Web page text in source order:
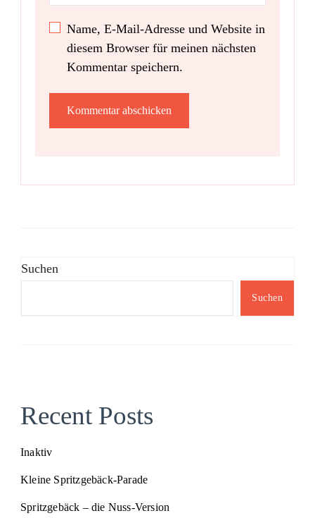
Name, E-Mail-Adresse und Website in
diesem Browser für meinen nächsten
Kommentar speichern.
Suchen
Suchen
Recent Posts
Inaktiv
Kleine Spritzgebäck-Parade
Spritzgebäck – die Nuss-Version